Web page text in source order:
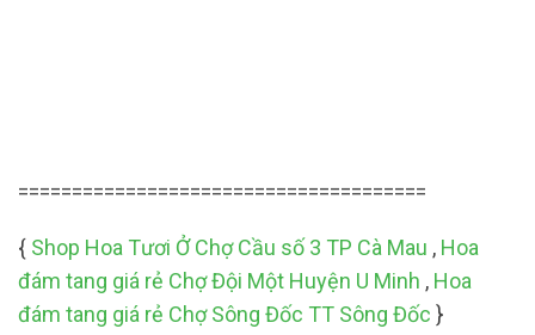
======================================
{ Shop Hoa Tươi Ở Chợ Cầu số 3 TP Cà Mau , Hoa
đám tang giá rẻ Chợ Đội Một Huyện U Minh , Hoa
đám tang giá rẻ Chợ Sông Đốc TT Sông Đốc }